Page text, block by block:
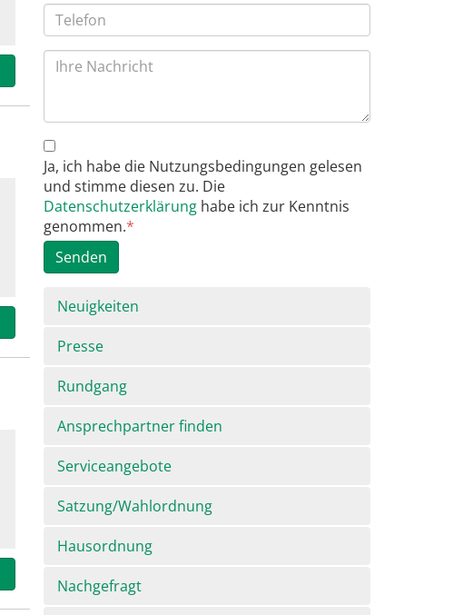
Ja, ich habe die Nutzungsbedingungen gelesen
und stimme diesen zu. Die
Datenschutzerklärung habe ich zur Kenntnis
genommen.*
Senden
Navigation
überspringen
Neuigkeiten
Presse
Rundgang
Ansprechpartner finden
Serviceangebote
Satzung/Wahlordnung
Hausordnung
Nachgefragt